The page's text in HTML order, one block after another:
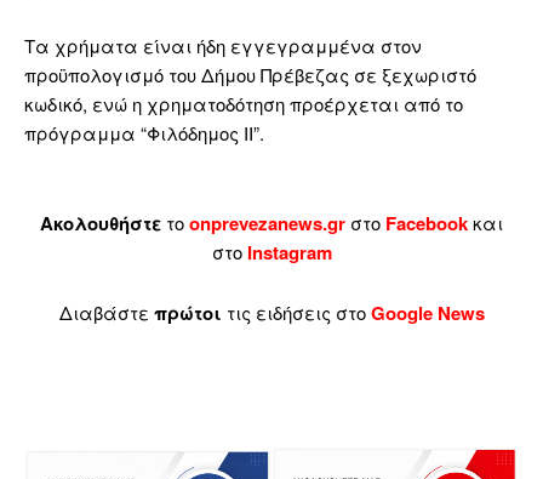
Τα χρήματα είναι ήδη εγγεγραμμένα στον
προϋπολογισμό του Δήμου Πρέβεζας σε ξεχωριστό
κωδικό, ενώ η χρηματοδότηση προέρχεται από το
πρόγραμμα “Φιλόδημος ΙΙ”.
Ακολουθήστε τοonprevezanews.gr στο Facebookκαι
στο Instagram
Διαβάστε πρώτοι τις ειδήσεις στοGoogle News